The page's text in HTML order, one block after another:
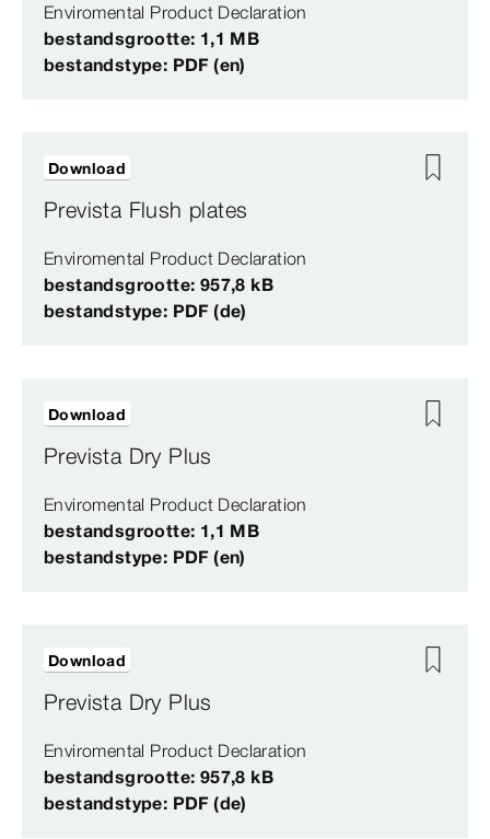
Enviromental Product Declaration
bestandsgrootte: 1,1 MB
bestandstype: PDF (en)
Prevista Flush plates
Enviromental Product Declaration
bestandsgrootte: 957,8 kB
bestandstype: PDF (de)
Download
Prevista Dry Plus
Enviromental Product Declaration
bestandsgrootte: 1,1 MB
bestandstype: PDF (en)
Download
Prevista Dry Plus
Enviromental Product Declaration
bestandsgrootte: 957,8 kB
bestandstype: PDF (de)
Download